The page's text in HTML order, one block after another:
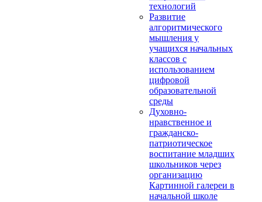
технологий
Развитие
алгоритмического
мышления у
учащихся начальных
классов с
использованием
цифровой
образовательной
среды
Духовно-
нравственное и
гражданско-
патриотическое
воспитание младших
школьников через
организацию
Картинной галереи в
начальной школе